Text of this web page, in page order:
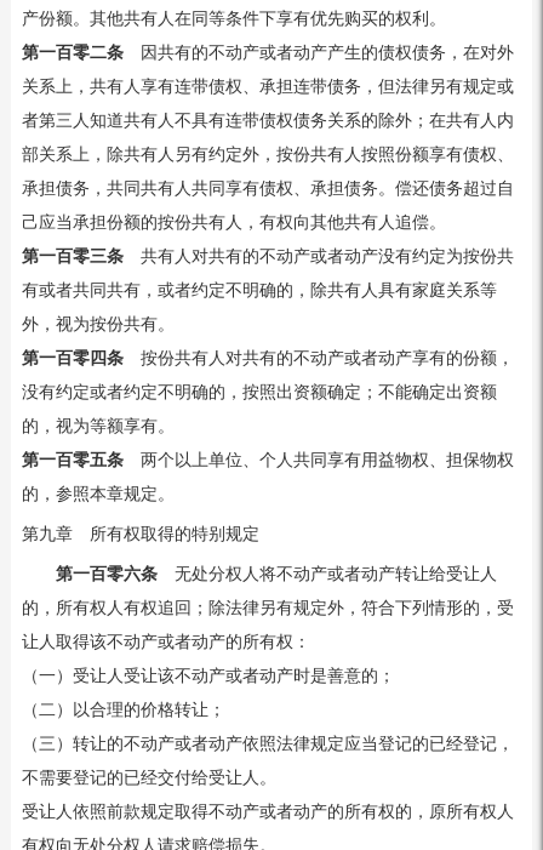
产份额。其他共有人在同等条件下享有优先购买的权利。
第一百零二条因共有的不动产或者动产产生的债权债务，在对外
关系上，共有人享有连带债权、承担连带债务，但法律另有规定或
者第三人知道共有人不具有连带债权债务关系的除外；在共有人内
部关系上，除共有人另有约定外，按份共有人按照份额享有债权、
承担债务，共同共有人共同享有债权、承担债务。偿还债务超过自
己应当承担份额的按份共有人，有权向其他共有人追偿。
第一百零三条共有人对共有的不动产或者动产没有约定为按份共
有或者共同共有，或者约定不明确的，除共有人具有家庭关系等
外，视为按份共有。
第一百零四条按份共有人对共有的不动产或者动产享有的份额，
没有约定或者约定不明确的，按照出资额确定；不能确定出资额
的，视为等额享有。
第一百零五条两个以上单位、个人共同享有用益物权、担保物权
的，参照本章规定。
第九章 所有权取得的特别规定
第一百零六条无处分权人将不动产或者动产转让给受让人
的，所有权人有权追回；除法律另有规定外，符合下列情形的，受
让人取得该不动产或者动产的所有权：
（一）受让人受让该不动产或者动产时是善意的；
（二）以合理的价格转让；
（三）转让的不动产或者动产依照法律规定应当登记的已经登记，
不需要登记的已经交付给受让人。
受让人依照前款规定取得不动产或者动产的所有权的，原所有权人
有权向无处分权人请求赔偿损失。